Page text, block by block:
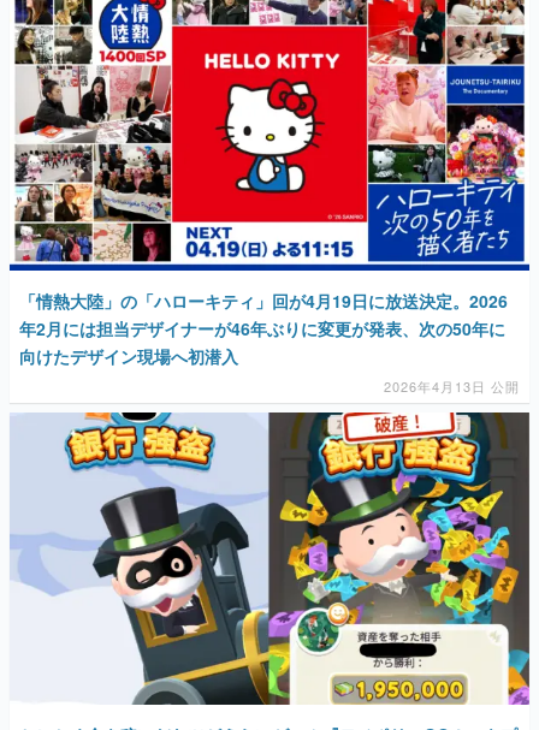
「情熱大陸」の「ハローキティ」回が4月19日に放送決定。2026
年2月には担当デザイナーが46年ぶりに変更が発表、次の50年に
向けたデザイン現場へ初潜入
2026年4月13日 公開